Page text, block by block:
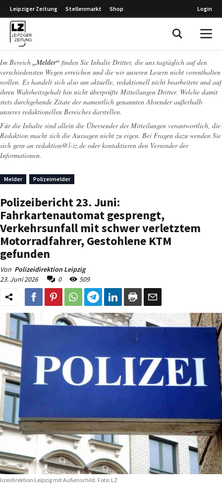
Leipziger Zeitung Stellenmarkt Shop Login
Im Bereich „Melder“ finden Sie Inhalte Dritter, die uns tagtäglich auf den
verschiedensten Wegen erreichen und die wir unseren Lesern nicht vorenthalten
wollen. Es handelt sich also um aktuelle, redaktionell nicht bearbeitete und auf
ihren Wahrheitsgehalt hin nicht überprüfte Mitteilungen Dritter. Welche damit
stets durchgehende Zitate der namentlich genannten Absender außerhalb
unseres redaktionellen Bereiches darstellen.
Für die Inhalte sind allein die Übersender der Mitteilungen verantwortlich, die
Redaktion macht sich die Aussagen nicht zu eigen. Bei Fragen dazu wenden Sie
sich gern an redaktion@l-iz.de oder kontaktieren den Versender der
Informationen.
Melder Polizeimelder
Polizeibericht 23. Juni:
Fahrkartenautomat gesprengt,
Verkehrsunfall mit schwer verletztem
Motorradfahrer, Gestohlene KTM
gefunden
Von Polizeidirektion Leipzig
23. Juni 2026
0 509
Leipzig mit Außenschild. Foto: LZ